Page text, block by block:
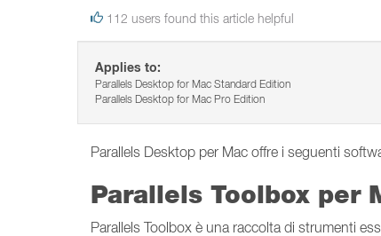
112 users found this article helpful
Applies to:
Parallels Desktop for Mac Standard Edition
Parallels Desktop for Mac Pro Edition
Parallels Desktop per Mac offre i seguenti
Parallels Toolbox per
Parallels Toolbox è una raccolta di strumenti